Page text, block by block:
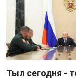
Тыл сегодня -